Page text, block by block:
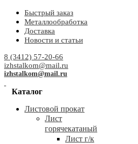
Быстрый заказ
Металлообработка
Доставка
Новости и статьи
8 (3412) 57-20-66
izhstalkom@mail.ru
izhstalkom@mail.ru
Каталог
Листовой прокат
Лист
горячекатаный
Лист г/к